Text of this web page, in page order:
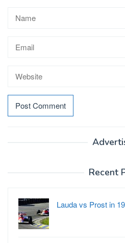
Recent
Lauda vs Prost in